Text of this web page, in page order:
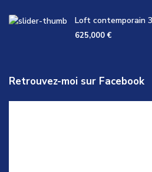
Loft contemporain
625,000 €
Retrouvez-moi sur Facebook